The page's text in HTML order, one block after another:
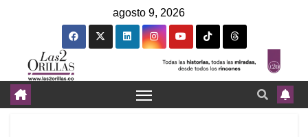
agosto 9, 2026